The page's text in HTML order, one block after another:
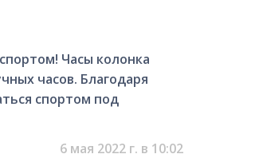
Часы колонка
часов. Благодаря
спортом под
6 мая 2022 г. в 10:02